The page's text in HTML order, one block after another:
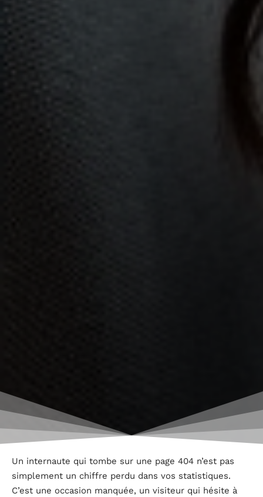
Un internaute qui tombe sur une page 404 n’est pas
simplement un chiffre perdu dans vos statistiques.
C’est une occasion manquée, un visiteur qui hésite à